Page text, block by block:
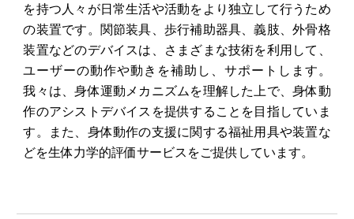
を持つ人々が日常生活や活動をより独立して行うため
の装置です。関節装具、歩行補助器具、義肢、外骨格
装置などのデバイスは、さまざまな技術を利用して、
ユーザーの動作や動きを補助し、サポートします。
我々は、身体運動メカニズムを理解した上で、身体動
作のアシストデバイスを提供することを目指していま
す。また、身体動作の支援に関する福祉用具や装置な
どを生体力学的評価サービスをご提供しています。